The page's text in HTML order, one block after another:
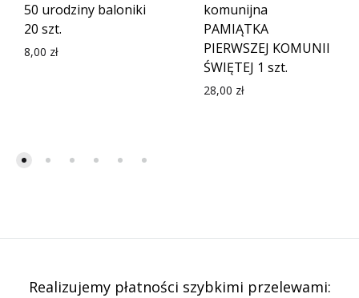
50 urodziny baloniki
20 szt.
8,00 zł
komunijna
PAMIĄTKA
PIERWSZEJ KOMUNII
ŚWIĘTEJ 1 szt.
28,00 zł
Realizujemy płatności szybkimi przelewami: